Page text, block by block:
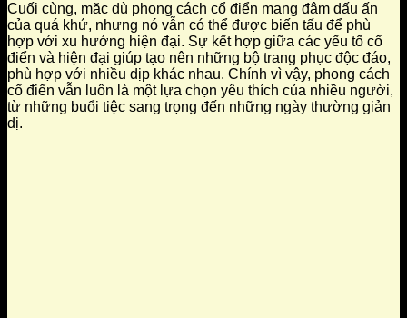
Cuối cùng, mặc dù phong cách cổ điển mang đậm dấu ấn
của quá khứ, nhưng nó vẫn có thể được biến tấu để phù
hợp với xu hướng hiện đại. Sự kết hợp giữa các yếu tố cổ
điển và hiện đại giúp tạo nên những bộ trang phục độc đáo,
phù hợp với nhiều dịp khác nhau. Chính vì vậy, phong cách
cổ điển vẫn luôn là một lựa chọn yêu thích của nhiều người,
từ những buổi tiệc sang trọng đến những ngày thường giản
dị.